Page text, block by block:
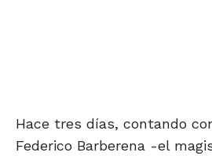
Hace tres días, contando
Federico Barberena -el